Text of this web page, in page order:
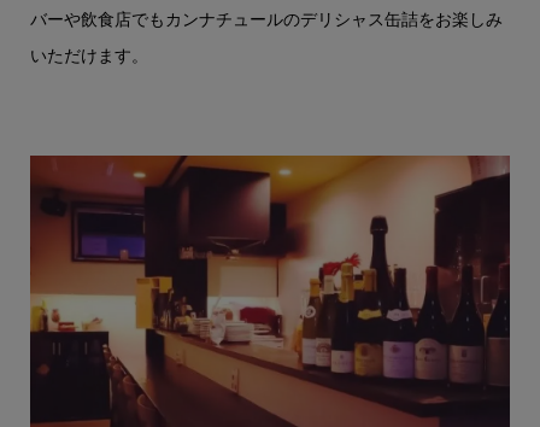
バーや飲食店でもカンナチュールのデリシャス缶詰をお楽しみ
いただけます。